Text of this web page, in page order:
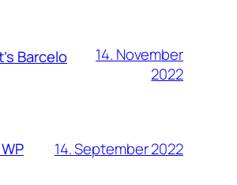
Barcelo
14. November
2022
14. September 2022